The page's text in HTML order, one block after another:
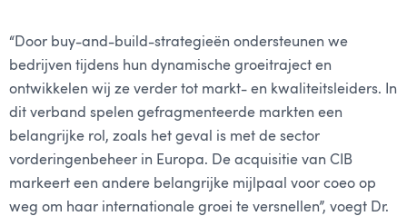
“Door buy-and-build-strategieën ondersteunen we
bedrijven tijdens hun dynamische groeitraject en
ontwikkelen wij ze verder tot markt- en kwaliteitsleiders. In
dit verband spelen gefragmenteerde markten een
belangrijke rol, zoals het geval is met de sector
vorderingenbeheer in Europa. De acquisitie van CIB
markeert een andere belangrijke mijlpaal voor coeo op
weg om haar internationale groei te versnellen”, voegt Dr.